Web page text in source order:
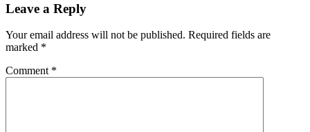
Leave a Reply
Your email address will not be published. Required fields are
marked *
Comment *